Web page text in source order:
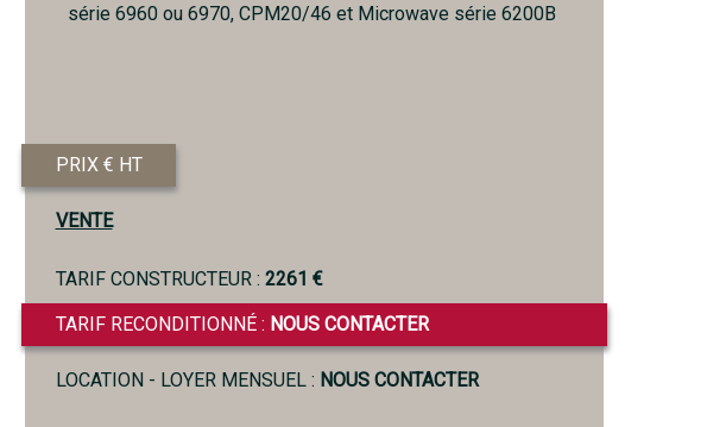
série 6960 ou 6970, CPM20/46 et Microwave série 6200B
PRIX € HT
VENTE
TARIF CONSTRUCTEUR : 2261 €
TARIF RECONDITIONNÉ : NOUS CONTACTER
LOCATION - LOYER MENSUEL : NOUS CONTACTER